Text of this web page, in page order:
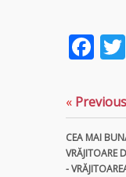
«
CEA MAI
VRĂJITOARE
-